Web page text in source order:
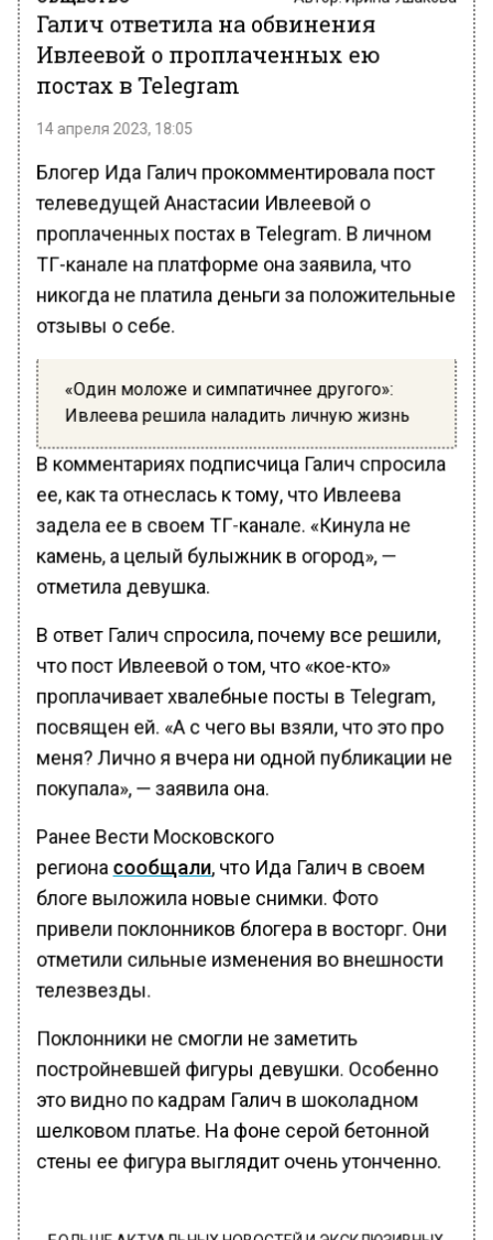
Галич ответила на обвинения
Ивлеевой о проплаченных ею
постах в Telegram
14 апреля 2023, 18:05
Блогер Ида Галич прокомментировала пост
телеведущей Анастасии Ивлеевой о
проплаченных постах в Telegram. В личном
ТГ-канале на платформе она заявила, что
никогда не платила деньги за положительные
отзывы о себе.
«Один моложе и симпатичнее другого»:
Ивлеева решила наладить личную жизнь
В комментариях подписчица Галич спросила
ее, как та отнеслась к тому, что Ивлеева
задела ее в своем TГ-канале. «Кинула не
камень, а целый булыжник в огород», —
отметила девушка.
В ответ Галич спросила, почему все решили,
что пост Ивлеевой о том, что «кое-кто»
проплачивает хвалебные посты в Telegram,
посвящен ей. «А с чего вы взяли, что это про
меня? Лично я вчера ни одной публикации не
покупала», — заявила она.
Ранее Вести Московского
региона сообщали, что Ида Галич в своем
блоге выложила новые снимки. Фото
привели поклонников блогера в восторг. Они
отметили сильные изменения во внешности
телезвезды.
Поклонники не смогли не заметить
постройневшей фигуры девушки. Особенно
это видно по кадрам Галич в шоколадном
шелковом платье. На фоне серой бетонной
стены ее фигура выглядит очень утонченно.